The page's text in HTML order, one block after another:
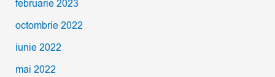
februarie 2023
octombrie 2022
iunie 2022
mai 2022